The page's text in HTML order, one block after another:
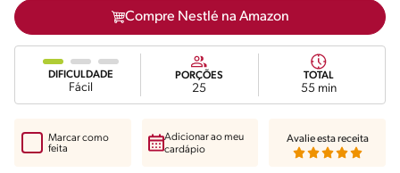
Compre Nestlé na Amazon
DIFICULDADE
Fácil
PORÇÕES
25
TOTAL
55 min
Marcar como
feita
Adicionar ao meu
cardápio
Avalie esta receita